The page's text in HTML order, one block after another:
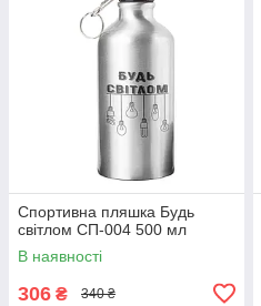
Спортивна пляшка Будь
світлом СП-004 500 мл
В наявності
306 ₴ 340 ₴